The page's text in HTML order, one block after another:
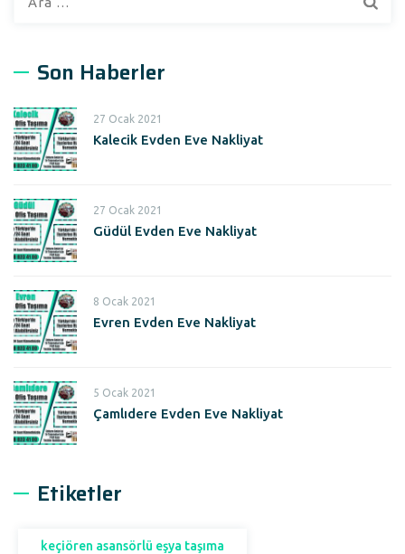
:
Son Haberler
27 Ocak 2021
Kalecik Evden Eve Nakliyat
27 Ocak 2021
Güdül Evden Eve Nakliyat
8 Ocak 2021
Evren Evden Eve Nakliyat
5 Ocak 2021
Çamlıdere Evden Eve Nakliyat
Etiketler
keçiören asansörlü eşya taşıma